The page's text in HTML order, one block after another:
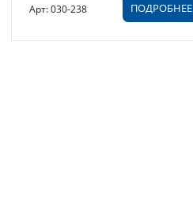
ПОДРОБНЕЕ
Арт: 030-238